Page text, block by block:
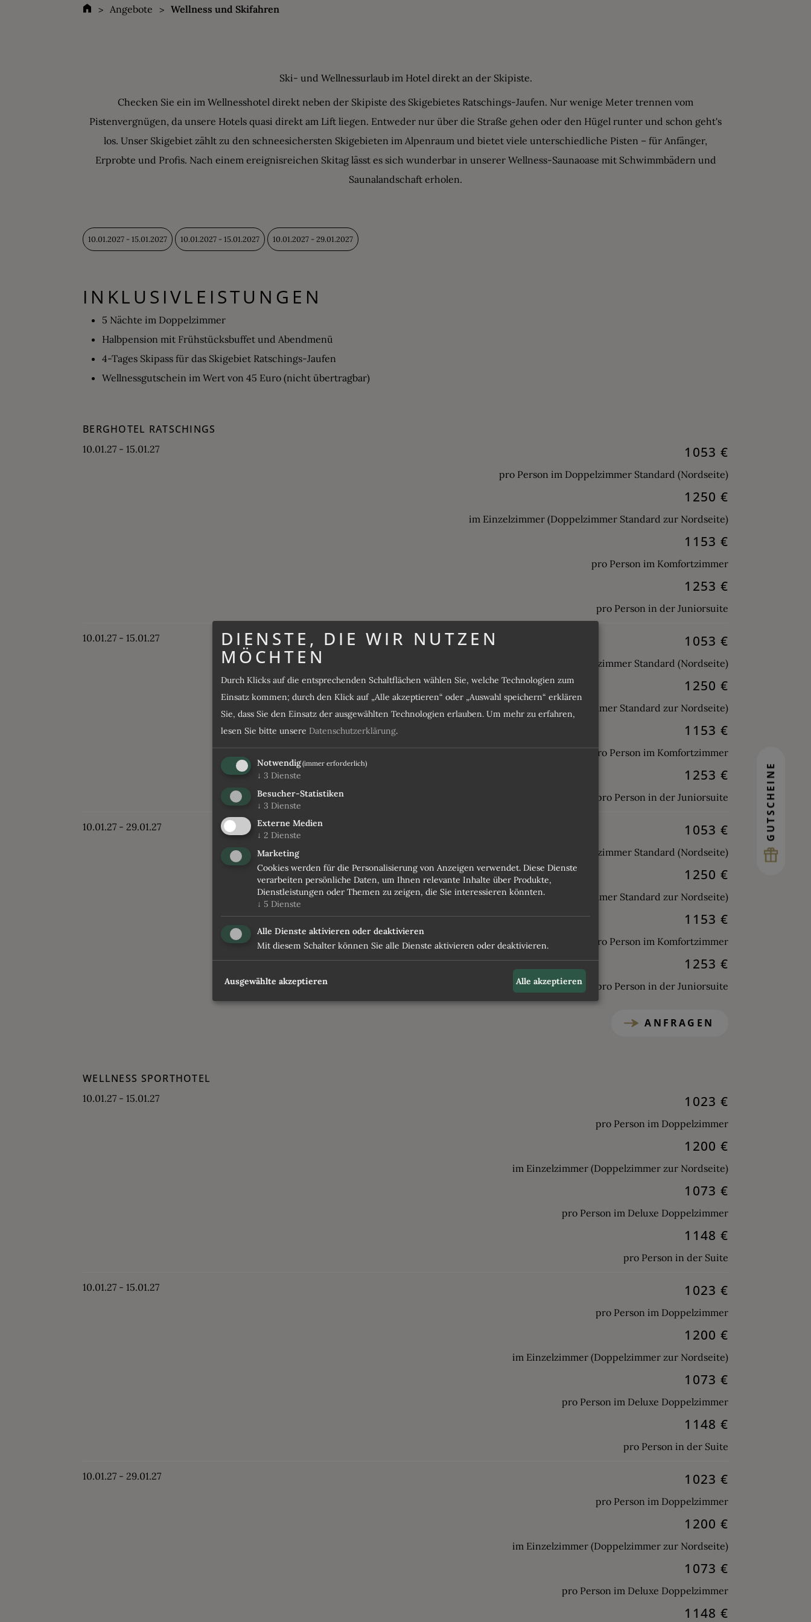
GUTSCHEINE
Angebote Wellness und Skifahren
Ski- und Wellnessurlaub im Hotel direkt an der Skipiste.
Checken Sie ein im Wellnesshotel direkt neben der Skipiste des Skigebietes Ratschings-Jaufen. Nur wenige Meter trennen vom
Pistenvergnügen, da unsere Hotels quasi direkt am Lift liegen. Entweder nur über die Straße gehen oder den Hügel runter und schon geht's
los. Unser Skigebiet zählt zu den schneesichersten Skigebieten im Alpenraum und bietet viele unterschiedliche Pisten – für Anfänger,
Erprobte und Profis. Nach einem ereignisreichen Skitag lässt es sich wunderbar in unserer Wellness-Saunaoase mit Schwimmbädern und
Saunalandschaft erholen.
10.01.2027 - 15.01.2027 10.01.2027 - 15.01.2027 10.01.2027 - 29.01.2027
INKLUSIVLEISTUNGEN
5 Nächte im Doppelzimmer
Halbpension mit Frühstücksbuffet und Abendmenü
4-Tages Skipass für das Skigebiet Ratschings-Jaufen
Wellnessgutschein im Wert von 45 Euro (nicht übertragbar)
BERGHOTEL RATSCHINGS
10.01.27 - 15.01.27 1053 €
pro Person im Doppelzimmer Standard (Nordseite)
1250 €
im Einzelzimmer (Doppelzimmer Standard zur Nordseite)
1153 €
pro Person im Komfortzimmer
1253 €
pro Person in der Juniorsuite
10.01.27 - 15.01.27 1053 €
pro Person im Doppelzimmer Standard (Nordseite)
1250 €
im Einzelzimmer (Doppelzimmer Standard zur Nordseite)
1153 €
pro Person im Komfortzimmer
1253 €
pro Person in der Juniorsuite
10.01.27 - 29.01.27 1053 €
pro Person im Doppelzimmer Standard (Nordseite)
1250 €
im Einzelzimmer (Doppelzimmer Standard zur Nordseite)
1153 €
pro Person im Komfortzimmer
1253 €
pro Person in der Juniorsuite
ANFRAGEN
WELLNESS SPORTHOTEL
10.01.27 - 15.01.27 1023 €
pro Person im Doppelzimmer
1200 €
im Einzelzimmer (Doppelzimmer zur Nordseite)
1073 €
pro Person im Deluxe Doppelzimmer
1148 €
pro Person in der Suite
10.01.27 - 15.01.27 1023 €
pro Person im Doppelzimmer
1200 €
im Einzelzimmer (Doppelzimmer zur Nordseite)
1073 €
pro Person im Deluxe Doppelzimmer
1148 €
pro Person in der Suite
10.01.27 - 29.01.27 1023 €
pro Person im Doppelzimmer
1200 €
im Einzelzimmer (Doppelzimmer zur Nordseite)
1073 €
pro Person im Deluxe Doppelzimmer
1148 €
DIENSTE, DIE WIR NUTZEN
MÖCHTEN
Durch Klicks auf die entsprechenden Schaltflächen wählen Sie, welche Technologien zum
Einsatz kommen; durch den Klick auf „Alle akzeptieren“ oder „Auswahl speichern“ erklären
Sie, dass Sie den Einsatz der ausgewählten Technologien erlauben. Um mehr zu erfahren,
lesen Sie bitte unsere Datenschutzerklärung.
Notwendig(immer erforderlich)
↓ 3 Dienste
Besucher-Statistiken
↓ 3 Dienste
Externe Medien
↓ 2 Dienste
Marketing
Cookies werden für die Personalisierung von Anzeigen verwendet. Diese Dienste
verarbeiten persönliche Daten, um Ihnen relevante Inhalte über Produkte,
Dienstleistungen oder Themen zu zeigen, die Sie interessieren könnten.
↓ 5 Dienste
Alle Dienste aktivieren oder deaktivieren
Mit diesem Schalter können Sie alle Dienste aktivieren oder deaktivieren.
Ausgewählte akzeptieren Alle akzeptieren